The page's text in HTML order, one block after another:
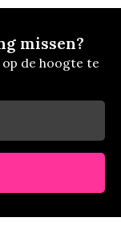
missen?
de hoogte te